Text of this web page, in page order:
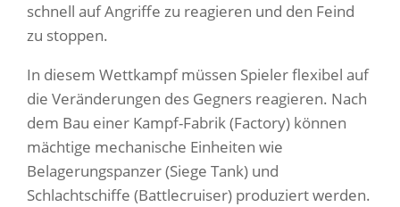
schnell auf Angriffe zu reagieren und den Feind
zu stoppen.
In diesem Wettkampf müssen Spieler flexibel auf
die Veränderungen des Gegners reagieren. Nach
dem Bau einer Kampf-Fabrik (Factory) können
mächtige mechanische Einheiten wie
Belagerungspanzer (Siege Tank) und
Schlachtschiffe (Battlecruiser) produziert werden.